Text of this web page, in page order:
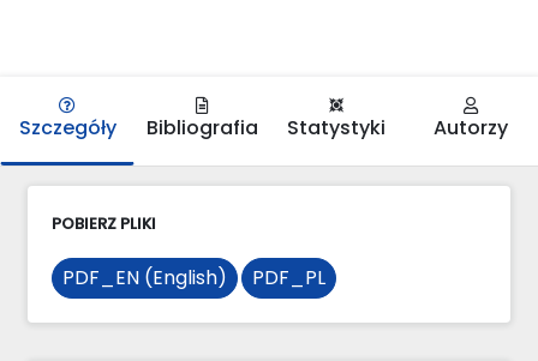
Szczegóły Bibliografia Statystyki Autorzy
POBIERZ PLIKI
PDF_EN (English) PDF_PL